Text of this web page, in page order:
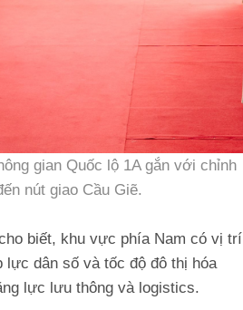
gian Quốc lộ 1A gắn với chỉnh
nút giao Cầu Giẽ.
biết, khu vực phía Nam có vị trí
dân số và tốc độ đô thị hóa
lực lưu thông và logistics.